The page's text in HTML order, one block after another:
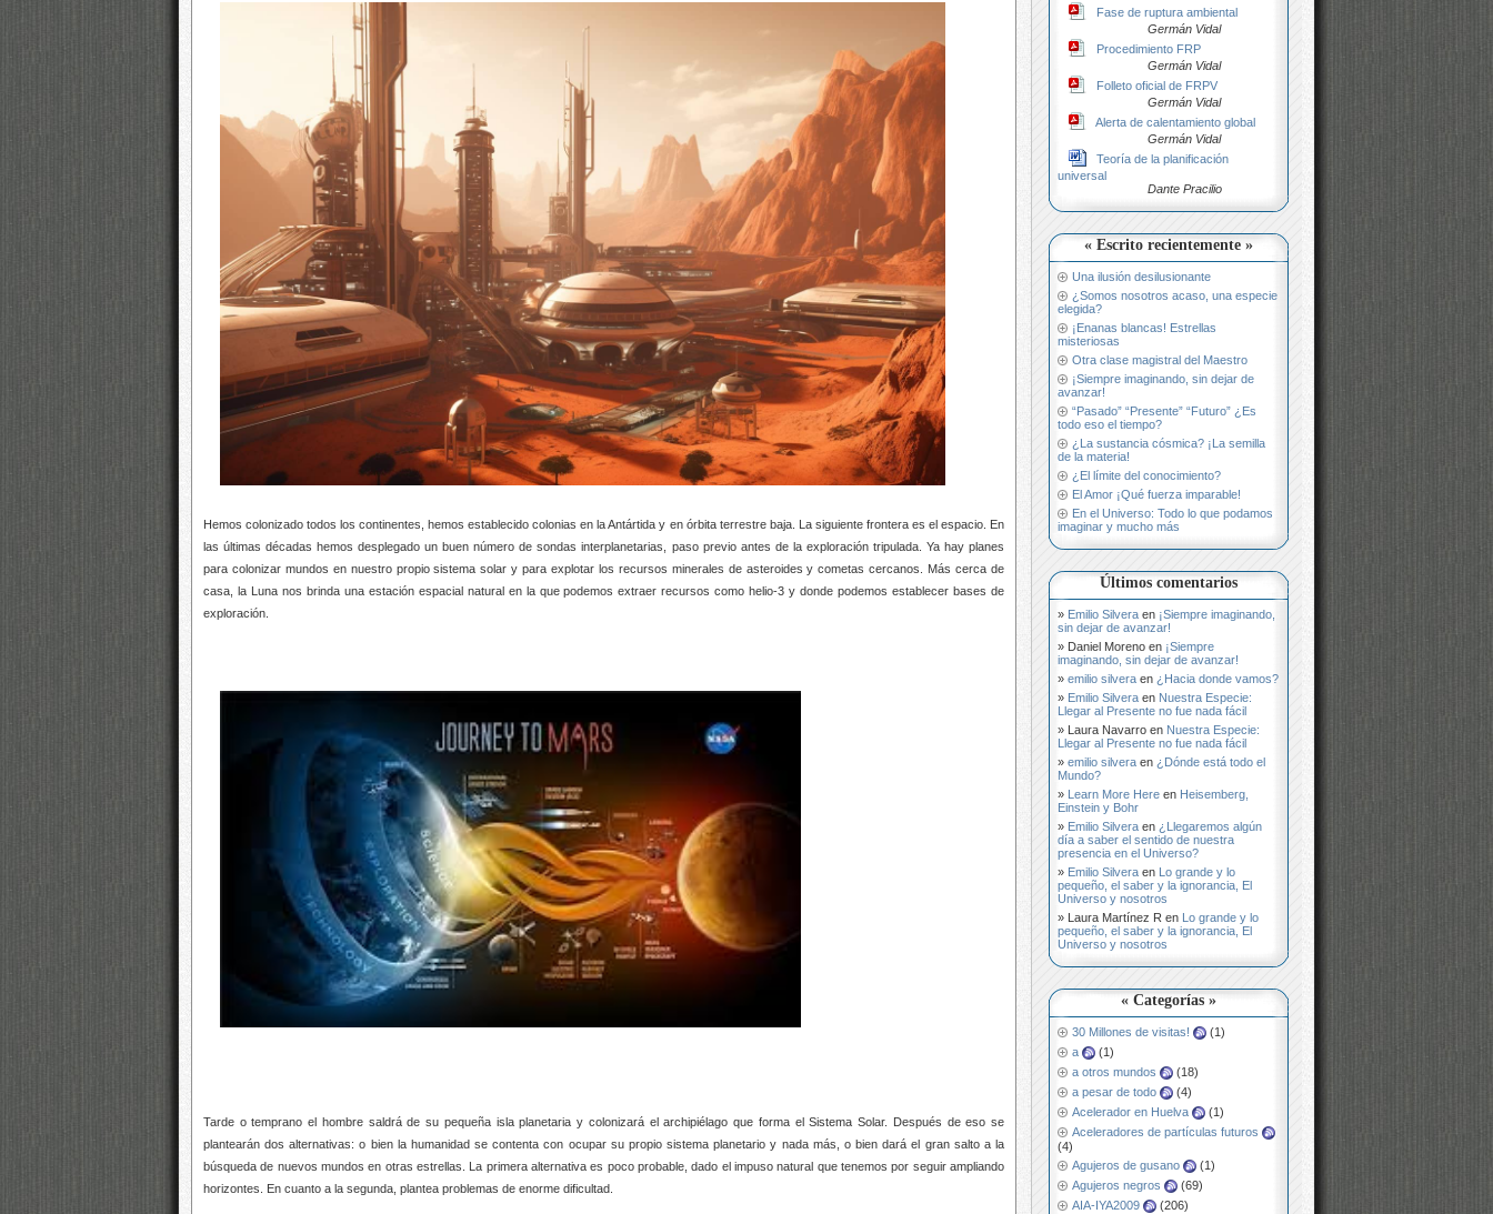
Fase de ruptura ambiental
Germán Vidal
Procedimiento FRP
Germán Vidal
Folleto oficial de FRPV
Germán Vidal
Alerta de calentamiento global
Germán Vidal
Teoría de la planificación
universal
Dante Pracilio
« Escrito recientemente »
Una ilusión desilusionante
¿Somos nosotros acaso, una especie
elegida?
¡Enanas blancas! Estrellas
misteriosas
Otra clase magistral del Maestro
¡Siempre imaginando, sin dejar de
avanzar!
“Pasado” “Presente” “Futuro” ¿Es
todo eso el tiempo?
¿La sustancia cósmica? ¡La semilla
de la materia!
¿El límite del conocimiento?
El Amor ¡Qué fuerza imparable!
En el Universo: Todo lo que podamos
imaginar y mucho más
Últimos comentarios
Emilio Silvera en ¡Siempre imaginando,
sin dejar de avanzar!
Daniel Moreno en ¡Siempre
imaginando, sin dejar de avanzar!
emilio silvera en ¿Hacia donde vamos?
Emilio Silvera en Nuestra Especie:
Llegar al Presente no fue nada fácil
Laura Navarro en Nuestra Especie:
Llegar al Presente no fue nada fácil
emilio silvera en ¿Dónde está todo el
Mundo?
Learn More Here en Heisemberg,
Einstein y Bohr
Emilio Silvera en ¿Llegaremos algún
día a saber el sentido de nuestra
presencia en el Universo?
Emilio Silvera en Lo grande y lo
pequeño, el saber y la ignorancia, El
Universo y nosotros
Laura Martínez R en Lo grande y lo
pequeño, el saber y la ignorancia, El
Universo y nosotros
« Categorías »
30 Millones de visitas!
(1)
a
(1)
a otros mundos
(18)
a pesar de todo
(4)
Acelerador en Huelva
(1)
Aceleradores de partículas futuros
(4)
Agujeros de gusano
(1)
Agujeros negros
(69)
AIA-IYA2009
(206)
Hemos colonizado todos los continentes, hemos establecido colonias en la Antártida y en órbita terrestre baja. La siguiente frontera es el espacio. En
las últimas décadas hemos desplegado un buen número de sondas interplanetarias, paso previo antes de la exploración tripulada. Ya hay planes
para colonizar mundos en nuestro propio sistema solar y para explotar los recursos minerales de asteroides y cometas cercanos. Más cerca de
casa, la Luna nos brinda una estación espacial natural en la que podemos extraer recursos como helio-3 y donde podemos establecer bases de
exploración.
Tarde o temprano el hombre saldrá de su pequeña isla planetaria y colonizará el archipiélago que forma el Sistema Solar. Después de eso se
plantearán dos alternativas: o bien la humanidad se contenta con ocupar su propio sistema planetario y nada más, o bien dará el gran salto a la
búsqueda de nuevos mundos en otras estrellas. La primera alternativa es poco probable, dado el impuso natural que tenemos por seguir ampliando
horizontes. En cuanto a la segunda, plantea problemas de enorme dificultad.